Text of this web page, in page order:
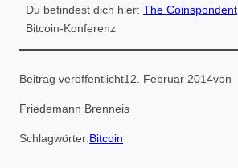
Du befindest dich hier: The Coinspondent
Bitcoin-Konferenz
Beitrag veröffentlicht12. Februar 2014von
Friedemann Brenneis
Schlagwörter:Bitcoin